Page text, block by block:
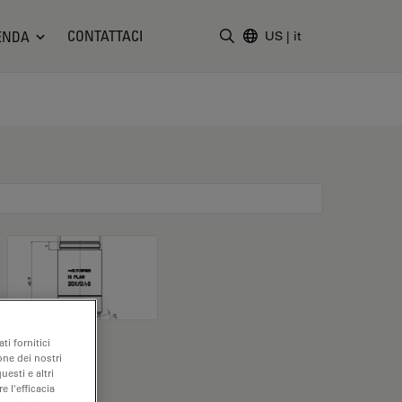
CONTATTACI US | it
fornitici
dei nostri
e altri
l'efficacia